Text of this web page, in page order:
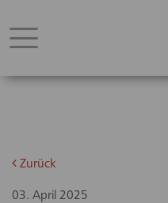
Zurück
03. April 2025